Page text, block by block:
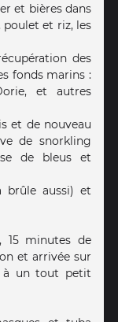
et bières dans
poulet et riz, les
des
fonds marins :
et autres
et de nouveau
de snorkling
de bleus et
brûle aussi) et
15 minutes de
et arrivée sur
à un tout petit